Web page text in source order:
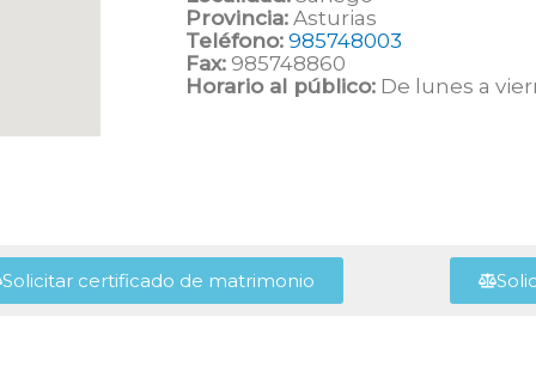
Provincia: Asturias
Teléfono: 985748003
Fax: 985748860
Horario al público: De lunes a
Solicitar certificado de matrimonio